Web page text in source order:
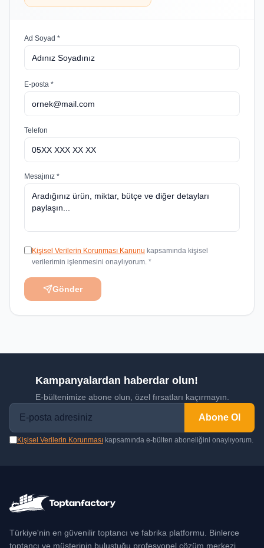
Ad Soyad *
E-posta *
Telefon
Mesajınız *
Kişisel Verilerin Korunması Kanunu kapsamında kişisel
verilerimin işlenmesini onaylıyorum. *
Gönder
Kampanyalardan haberdar olun!
E-bültenimize abone olun, özel fırsatları kaçırmayın.
Abone Ol
Kişisel Verilerin Korunması kapsamında e-bülten aboneliğini onaylıyorum.
Türkiye'nin en güvenilir toptancı ve fabrika platformu. Binlerce
toptancı ve müşterinin buluştuğu profesyonel çözüm merkezi.